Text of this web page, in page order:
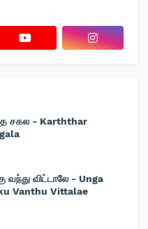
சகல - Karththar
வந்து விட்டாலே - Unga
Vanthu Vittalae